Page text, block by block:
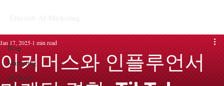
Blog
Marketing
AI News
이커머스와 인플루언서
Jan 17, 2025 1 min read